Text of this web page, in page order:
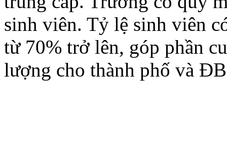
sinh viên. Tỷ lệ sinh viên
từ 70% trở lên, góp phần
lượng cho thành phố và